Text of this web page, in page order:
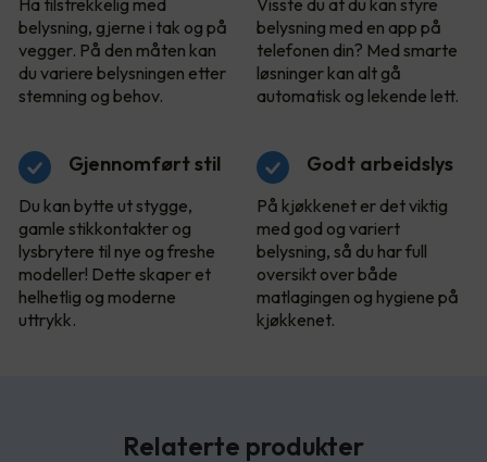
Ha tilstrekkelig med
belysning, gjerne i tak og på
vegger. På den måten kan
du variere belysningen etter
stemning og behov.
Visste du at du kan styre
belysning med en app på
telefonen din? Med smarte
løsninger kan alt gå
automatisk og lekende lett.
Gjennomført stil
Du kan bytte ut stygge,
gamle stikkontakter og
lysbrytere til nye og freshe
modeller! Dette skaper et
helhetlig og moderne
uttrykk.
Godt arbeidslys
På kjøkkenet er det viktig
med god og variert
belysning, så du har full
oversikt over både
matlagingen og hygiene på
kjøkkenet.
Relaterte produkter